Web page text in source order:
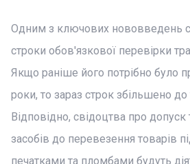
Одним з ключових нововведень
строки обов'язкової перевірки
Якщо раніше його потрібно було
роки, то зараз строк збільшено до
Відповідно, свідоцтва про допуск
засобів до перевезення товарів
печатками та пломбами будуть